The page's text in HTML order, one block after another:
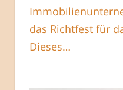
das Richtfest für
Dieses…